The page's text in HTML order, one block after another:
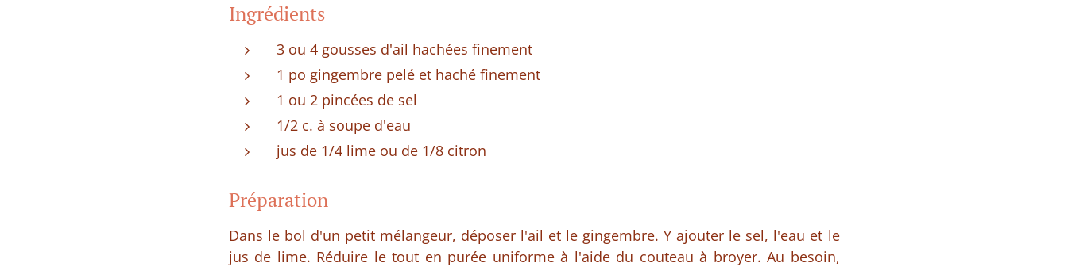
Ingrédients
3 ou 4 gousses d'ail hachées finement
1 po gingembre pelé et haché finement
1 ou 2 pincées de sel
1/2 c. à soupe d'eau
jus de 1/4 lime ou de 1/8 citron
Préparation
Dans le bol d'un petit mélangeur, déposer l'ail et le gingembre. Y ajouter le sel, l'eau et le
jus de lime. Réduire le tout en purée uniforme à l'aide du couteau à broyer. Au besoin,